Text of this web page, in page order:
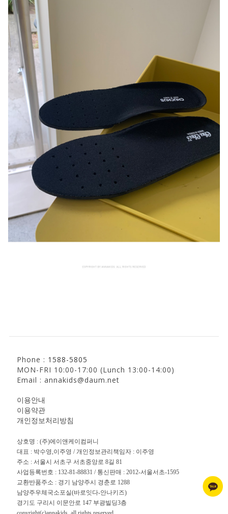
Phone : 1588-5805
MON-FRI 10:00-17:00 (Lunch 13:00-14:00)
Email : annakids@daum.net
이용안내
이용약관
개인정보처리방침
상호명 : (주)에이앤케이컴퍼니
대표 : 박수영,이주영 / 개인정보관리책임자 : 이주영
주소 : 서울시 서초구 서초중앙로 8길 81
사업등록번호 : 132-81-88831 / 통신판매 : 2012-서울서초-1595
교환반품주소 : 경기 남양주시 경춘로 1288
남양주우체국소포실(바로잇다-안나키즈)
경기도 구리시 이문안로 147 부광빌딩3층